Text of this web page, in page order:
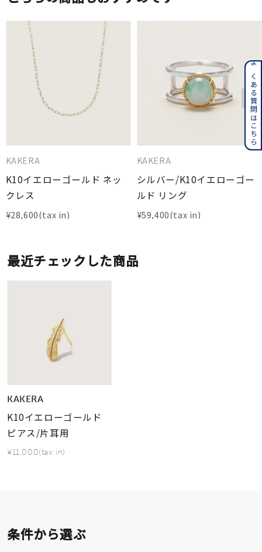
KAKERA
K10イエローゴールド ネッ
クレス
¥28,600
KAKERA
シルバー/K10イエローゴー
ルド リング
¥59,400
最近チェックした商品
KAKERA
K10イエローゴールド
ピアス/片耳用
¥11,000(tax in)
条件から選ぶ
よくある質問はこちら